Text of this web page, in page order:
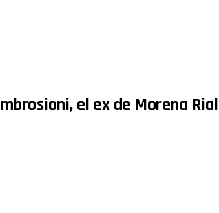
el ex de Morena